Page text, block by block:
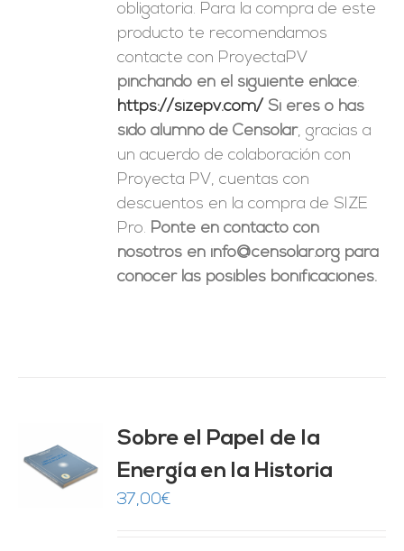
obligatoria. Para la compra de este
producto te recomendamos
contacte con ProyectaPV
pinchando en el siguiente enlace:
https://sizepv.com/ Si eres o has
sido alumno de Censolar, gracias a
un acuerdo de colaboración con
Proyecta PV, cuentas con
descuentos en la compra de SIZE
Pro. Ponte en contacto con
nosotros en info@censolar.org para
conocer las posibles bonificaciones.
Sobre el Papel de la
Energía en la Historia
37,00€